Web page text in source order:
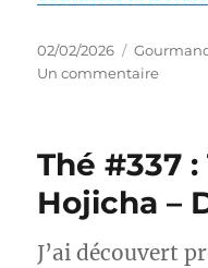
Publié
le
02/02/2026
Un commentairesur
Thé
Earl
Thé #337
Hojicha –
J’ai découvert